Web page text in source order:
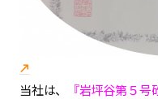
当社は、 『岩坪谷第５号